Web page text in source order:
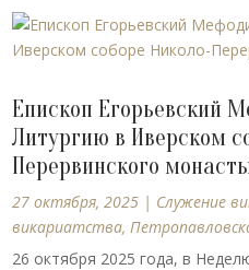
Епископ Егорьевский
Литургию в Иверском
Перервинского
27 октября, 2025 | Cлужение
викариатства,
26 октября 2025 года, в